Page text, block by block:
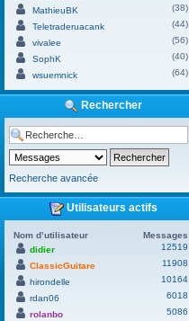
MathieuBK
(38)
Teletraderuacank
(44)
vivalee
(56)
SophK
(40)
wsuemnick
(64)
Rechercher
Recherche avancée
Utilisateurs actifs
Nom d’utilisateur
Messages
didier
12519
ClassicGuitare
11908
hirondelle
10164
rdan06
6018
rolanbo
5086